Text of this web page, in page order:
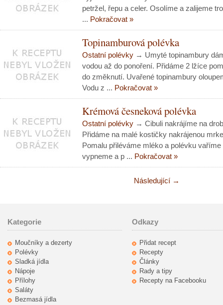
petržel, řepu a celer. Osolíme a zalijeme
... Pokračovat »
Topinamburová polévka
Ostatní polévky → Umyté topinambury
vodou až do ponoření. Přidáme 2 lžíce
do změknutí. Uvařené topinambury
Vodu z ... Pokračovat »
Krémová česneková polévka
Ostatní polévky → Cibuli nakrájíme na
Přidáme na malé kostičky nakrájenou
Pomalu přiléváme mléko a polévku
vypneme a p ... Pokračovat »
Následující →
Kategorie
Moučníky a dezerty
Polévky
Sladká jídla
Nápoje
Přílohy
Saláty
Bezmasá jídla
Odkazy
Přidat recept
Recepty
Články
Rady a tipy
Recepty na Facebooku